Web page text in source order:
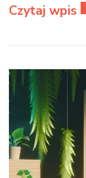
Czytaj wpis